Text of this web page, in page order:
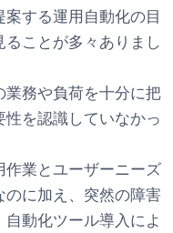
する運用自動化の目
ことが多々ありまし
務や負荷を十分に把
を認識していなかっ
業とユーザーニーズ
に加え、突然の障害
動化ツール導入によ